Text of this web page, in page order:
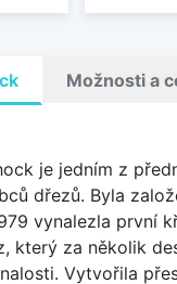
Možnosti a
je jedním z
dřezů. Byla
vynalezla první
který za několik
Vytvořila